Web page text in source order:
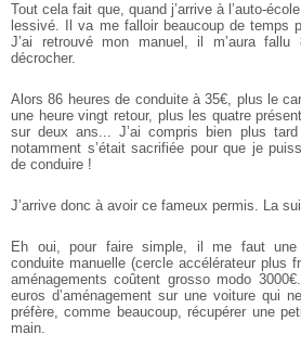
Tout cela fait que, quand j’arrive à l’auto-
lessivé. Il va me falloir beaucoup de temps
J’ai retrouvé mon manuel, il m’aura
décrocher.
Alors 86 heures de conduite à 35€, plus le
une heure vingt retour, plus les quatre
sur deux ans... J’ai compris bien plus
notamment s’était sacrifiée pour que je
de conduire !
J’arrive donc à avoir ce fameux permis. La
Eh oui, pour faire simple, il me faut une
conduite manuelle (cercle accélérateur plus
aménagements coûtent grosso modo
euros d’aménagement sur une voiture qui
préfère, comme beaucoup, récupérer une
main.